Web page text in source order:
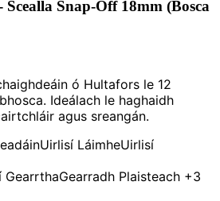
Snap-Off 18mm (Bosca
ó Hultafors le 12
Ideálach le haghaidh
agus sreangán.
Uirlisí LáimheUirlisí
GearrthaGearradh Plaisteach +3